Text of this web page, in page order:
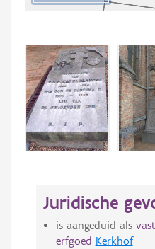
Juridische
is aangeduid als
erfgoed Kerkhof